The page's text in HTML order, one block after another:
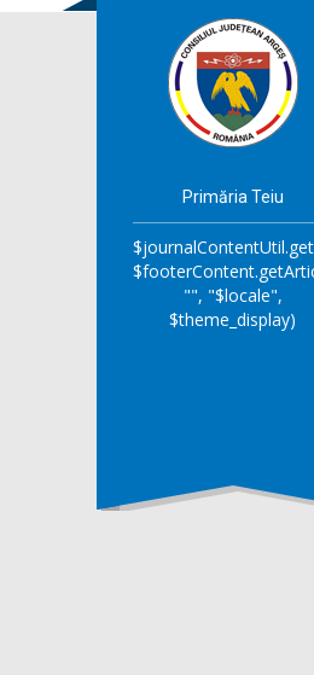
Primăria Teiu
"", "$locale",
$theme_display)